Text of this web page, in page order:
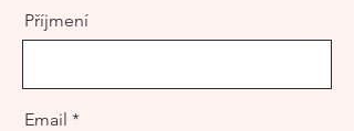
Příjmení
Email